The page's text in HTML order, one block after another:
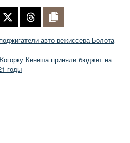
авто режиссера Болота
Кенеша приняли бюджет на
годы